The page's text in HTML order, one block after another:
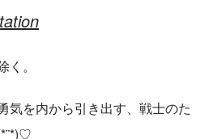
。
気を内から引き出す、戦士のた